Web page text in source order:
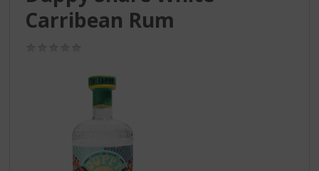
Carribean Rum